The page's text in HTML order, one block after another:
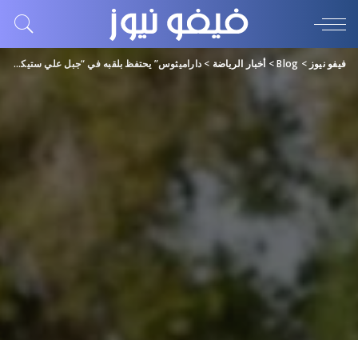
فيفو نيوز >
Blog
> أخبار الرياضة >داراميثوس” يحتفظ بلقبه في “جبل علي ستيكس